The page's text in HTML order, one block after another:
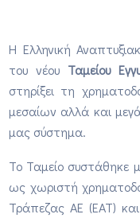
H Ελληνική
του νέου Ταμείου
στηρίξει τη
μεσαίων αλλά και
μας σύστημα.
Το Ταμείο συστάθηκε
ως χωριστή
Τράπεζας ΑΕ (ΕΑΤ)